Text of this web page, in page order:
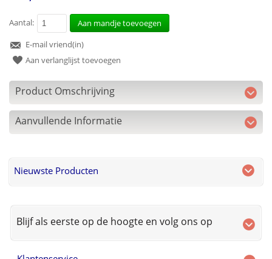
Aantal:
Aan mandje toevoegen
E-mail vriend(in)
Aan verlanglijst toevoegen
Product Omschrijving
Aanvullende Informatie
Nieuwste Producten
Blijf als eerste op de hoogte en volg ons op